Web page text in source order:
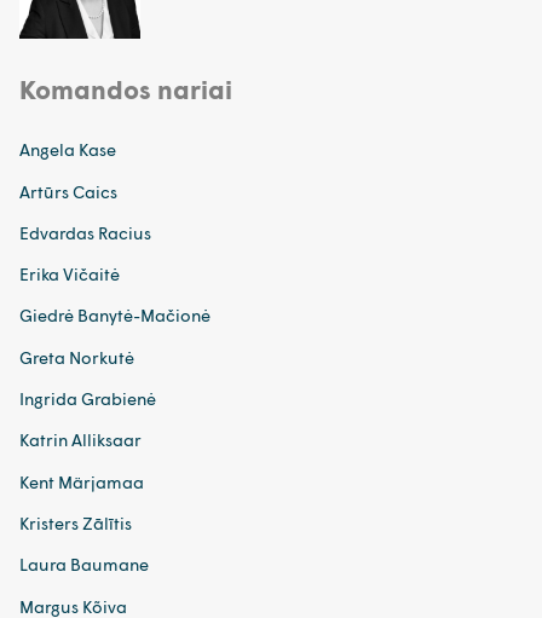
Komandos nariai
Angela Kase
Artūrs Caics
Edvardas Racius
Erika Vičaitė
Giedrė Banytė-Mačionė
Greta Norkutė
Ingrida Grabienė
Katrin Alliksaar
Kent Märjamaa
Kristers Zālītis
Laura Baumane
Margus Kõiva